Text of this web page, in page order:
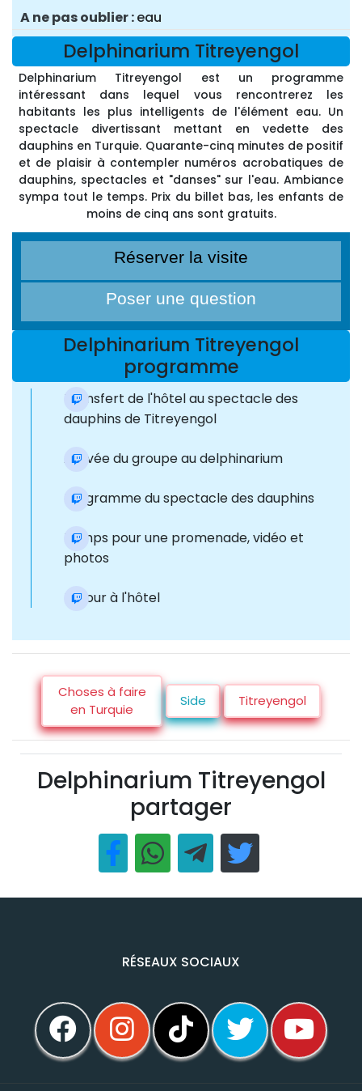
A ne pas oublier eau
Delphinarium Titreyengol
Delphinarium Titreyengol est un programme
intéressant dans lequel vous rencontrerez les
habitants les plus intelligents de l'élément eau. Un
spectacle divertissant mettant en vedette des
dauphins en Turquie. Quarante-cinq minutes de positif
et de plaisir à contempler numéros acrobatiques de
dauphins, spectacles et "danses" sur l'eau. Ambiance
sympa tout le temps. Prix du billet bas, les enfants de
moins de cinq ans sont gratuits.
Réserver la visite
Poser une question
Delphinarium Titreyengol
programme
Transfert de l'hôtel au spectacle des
dauphins de Titreyengol
Arrivée du groupe au delphinarium
Programme du spectacle des dauphins
Temps pour une promenade, vidéo et
photos
Retour à l'hôtel
Choses à faire
en Turquie
Side Titreyengol
Delphinarium Titreyengol
partager
RÉSEAUX SOCIAUX